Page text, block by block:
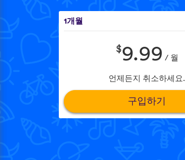
1개월
$9.99 / 월
언제든지 취소하세요.
구입하기